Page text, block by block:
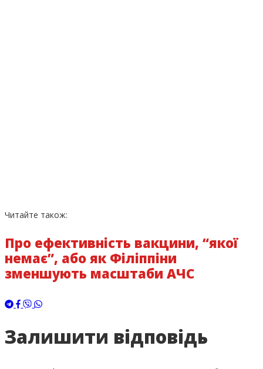
Читайте також:
Про ефективність вакцини, “якої
немає”, або як Філіппіни
зменшують масштаби АЧС
Залишити відповідь